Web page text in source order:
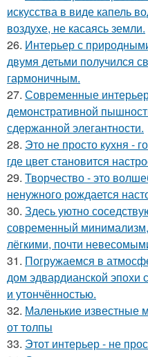
искусства в виде капель
воздухе, не касаясь земли.
26. Интерьер с
двумя детьми получился
гармоничным.
27. Современные
демонстративной
сдержанной элегантности.
28. Это не просто кухня -
где цвет становится
29. Творчество - это
ненужного рождается
30. Здесь уютно
современный
лёгкими, почти
31. Погружаемся в
дом эдвардианской
и утончённостью.
32. Маленькие известные
от толпы
33. Этот интерьер - не